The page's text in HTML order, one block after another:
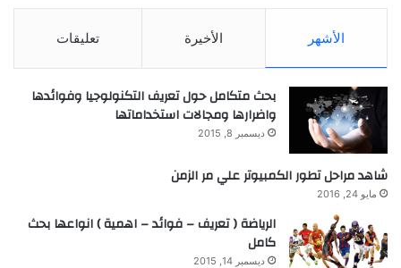
الأشهر الأخيرة تعليقات
بحث متكامل حول تعريف التكنولوجيا وفوائدها
واضرارها ومجالات استخداماتها
ديسمبر 8, 2015
شاهد مراحل تطور الكمبيوتر علي مر الزمن
مايو 24, 2016
الرياضة ( تعريف – فوائد – اهمية ) انواعها بحث
كامل
ديسمبر 14, 2015